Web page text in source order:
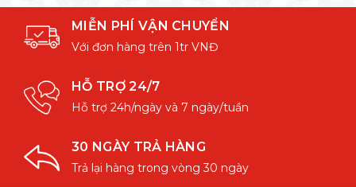
MIỄN PHÍ VẬN CHUYỂN
Với đơn hàng trên 1tr VNĐ
HỖ TRỢ 24/7
Hỗ trợ 24h/ngày và 7 ngày/tuần
30 NGÀY TRẢ HÀNG
Trả lại hàng trong vòng 30 ngày